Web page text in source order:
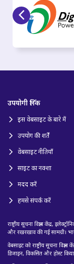
उपयोगी लिंक
इस वेबसाइट के बारे में
उपयोग की शर्तें
वेबसाइट नीतियाँ
साइट का नक्शा
मदद करें
हमसे संपर्क करें
राष्ट्रीय सूचना विज्ञान केंद्र,
और रखरखाव की गई सामग्री।
वेबसाइट को राष्ट्रीय सूचना
डिजाइन, विकसित और होस्ट